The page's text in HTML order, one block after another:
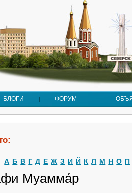
БЛОГИ ФОРУМ
А Б В Г Д Е Ж З И Й К Л М Н О П
Муамма́р